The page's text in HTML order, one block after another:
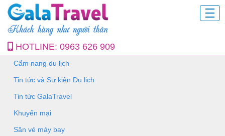
HOTLINE: 0963 626 909
Cẩm nang du lịch
Tin tức và Sự kiện Du lịch
Tin tức GalaTravel
Khuyến mại
Săn vé máy bay